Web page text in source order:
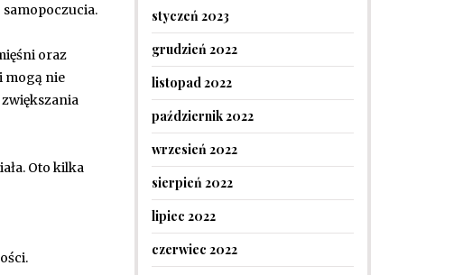
oraz
mogą nie
Oto kilka
styczeń 2023
grudzień 2022
listopad 2022
październik 2022
wrzesień 2022
sierpień 2022
lipiec 2022
czerwiec 2022